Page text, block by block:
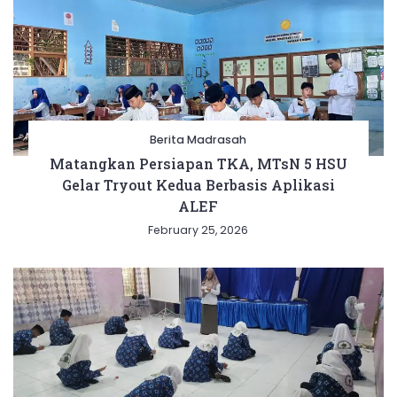
Berita Madrasah
Matangkan Persiapan TKA, MTsN 5 HSU
Gelar Tryout Kedua Berbasis Aplikasi
ALEF
February 25, 2026